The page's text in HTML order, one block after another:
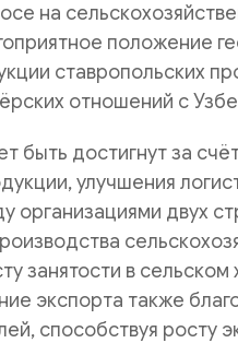
на
положение
ставропольских
отношений с
быть достигнут за
улучшения
организациями двух
занятости в сельском
экспорта также
способствуя росту